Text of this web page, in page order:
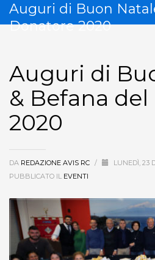
Auguri di Buon
Donatore 2020
Auguri di
& Befana
2020
DA REDAZIONE AVIS RC / LUNEDÌ, 23
PUBBLICATO IL EVENTI